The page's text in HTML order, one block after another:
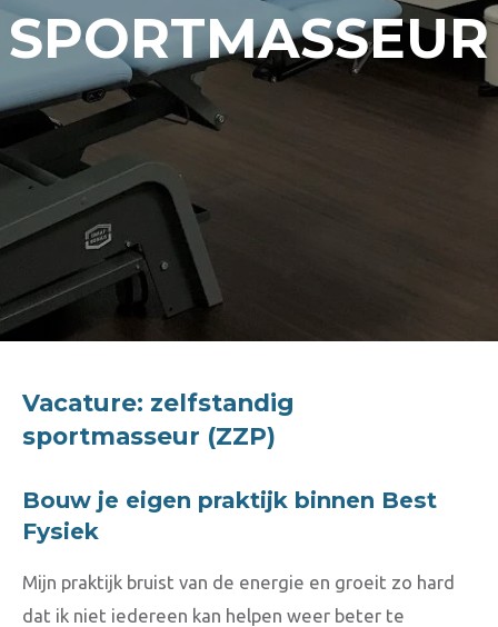
SPORTMASSEUR
Vacature: zelfstandig
sportmasseur (ZZP)
Bouw je eigen praktijk binnen Best
Fysiek
Mijn praktijk bruist van de energie en groeit zo hard
dat ik niet iedereen kan helpen weer beter te